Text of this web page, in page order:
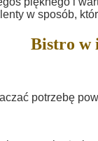
w sposób,
Bistro w
potrzebę